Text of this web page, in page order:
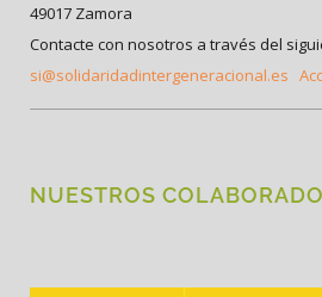
49017 Zamora
Contacte con nosotros a través del
si@solidaridadintergeneracional.es
NUESTROS